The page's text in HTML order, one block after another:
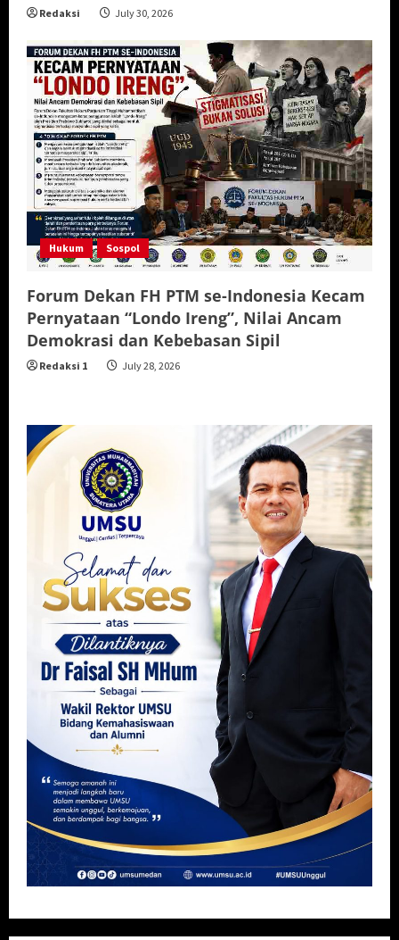
Redaksi July 30, 2026
Hukum Sospol
Forum Dekan FH PTM se-Indonesia Kecam
Pernyataan “Londo Ireng”, Nilai Ancam
Demokrasi dan Kebebasan Sipil
Redaksi 1 July 28, 2026